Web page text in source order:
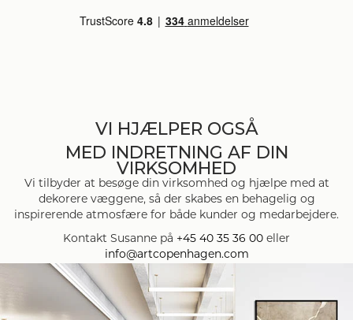
VI HJÆLPER OGSÅ
MED INDRETNING AF DIN
VIRKSOMHED
Vi tilbyder at besøge din virksomhed og hjælpe med at
dekorere væggene, så der skabes en behagelig og
inspirerende atmosfære for både kunder og medarbejdere.
Kontakt Susanne på +45 40 35 36 00 eller
info@artcopenhagen.com